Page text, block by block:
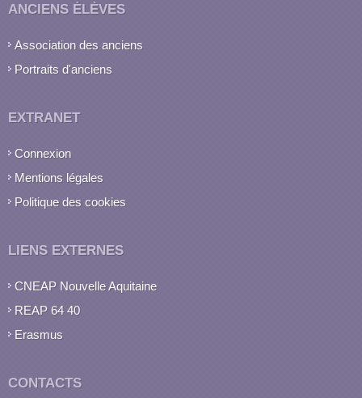
ANCIENS ÉLÈVES
Association des anciens
Portraits d'anciens
EXTRANET
Connexion
Mentions légales
Politique des cookies
LIENS EXTERNES
CNEAP Nouvelle Aquitaine
REAP 64 40
Erasmus
CONTACTS